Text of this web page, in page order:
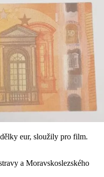
eur, sloužily pro film.
a Moravskoslezského